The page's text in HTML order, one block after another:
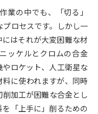
大学検索
業の中でも、「切る」
プロセスです。しかし一
はそれが大変困難な材
ッケルとクロムの合金
ロケット、人工衛星な
に使われますが、同時
加工が困難な合金とし
「上手に」削るための